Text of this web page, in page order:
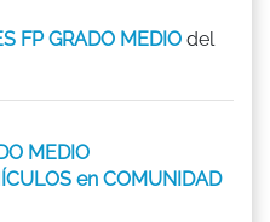
FP GRADO MEDIO del
MEDIO
en COMUNIDAD